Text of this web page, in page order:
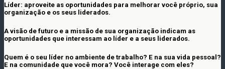
Líder: aproveite as oportunidades para melhorar você próprio, sua
organização e os seus liderados.
A visão de futuro e a missão de sua organização indicam as
oportunidades que interessam ao líder e a seus liderados.
Quem é o seu líder no ambiente de trabalho? E na sua vida pessoal?
E na comunidade que você mora? Você interage com eles?